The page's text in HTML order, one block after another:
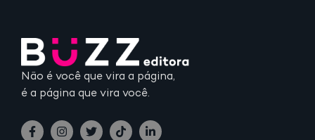
Não é você que vira a página,
é a página que vira você.